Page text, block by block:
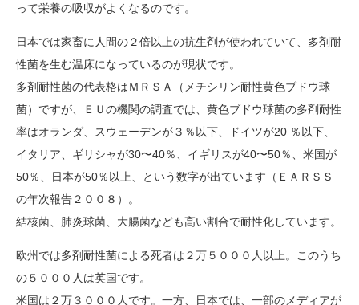
って栄養の吸収がよくなるのです。
日本では家畜に人間の２倍以上の抗生剤が使われていて、多剤耐
性菌を生む温床になっているのが現状です。
多剤耐性菌の代表格はＭＲＳＡ（メチシリン耐性黄色ブドウ球
菌）ですが、ＥＵの機関の調査では、黄色ブドウ球菌の多剤耐性
率はオランダ、スウェーデンが３％以下、ドイツが20 ％以下、
イタリア、ギリシャが30〜40％、イギリスが40〜50％、米国が
50％、日本が50％以上、という数字が出ています（ＥＡＲＳＳ
の年次報告２００８）。
結核菌、肺炎球菌、大腸菌なども高い割合で耐性化しています。
欧州では多剤耐性菌による死者は２万５０００人以上。このうち
の５０００人は英国です。
米国は２万３０００人です。一方、日本では、一部のメディアが